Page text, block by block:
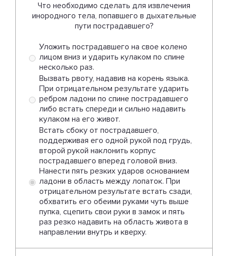
Что необходимо сделать для извлечения
инородного тела, попавшего в дыхательные
пути пострадавшего?
Уложить пострадавшего на свое колено
лицом вниз и ударить кулаком по спине
несколько раз.
Вызвать рвоту, надавив на корень языка.
При отрицательном результате ударить
ребром ладони по спине пострадавшего
либо встать спереди и сильно надавить
кулаком на его живот.
Встать сбоку от пострадавшего,
поддерживая его одной рукой под грудь,
второй рукой наклонить корпус
пострадавшего вперед головой вниз.
Нанести пять резких ударов основанием
ладони в область между лопаток. При
отрицательном результате встать сзади,
обхватить его обеими руками чуть выше
пупка, сцепить свои руки в замок и пять
раз резко надавить на область живота в
направлении внутрь и кверху.